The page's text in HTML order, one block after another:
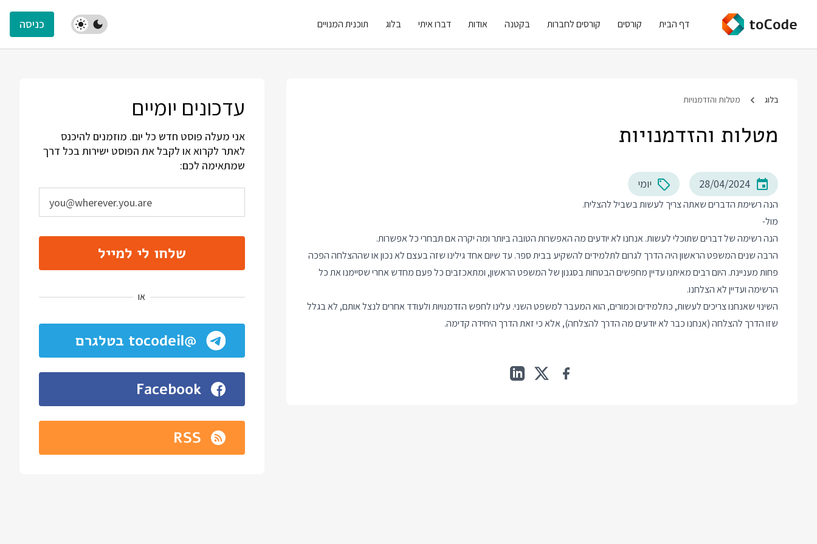
דף הבית קורסים קורסים לחברות בקטנה אודות דברו איתי בלוג תוכנית המנויים כניסה
בלוג מטלות והזדמנויות
מטלות והזדמנויות
28/04/2024 יומי
הנה רשימת הדברים שאתה צריך לעשות בשביל להצליח.
מול-
הנה רשימה של דברים שתוכלי לעשות. אנחנו לא יודעים מה האפשרות הטובה ביותר ומה יקרה אם תבחרי כל אפשרות.
הרבה שנים המשפט הראשון היה הדרך לגרום לתלמידים להשקיע בבית ספר. עד שיום אחד גילינו שזה בעצם לא נכון או שההצלחה הפכה
פחות מעניינת. היום רבים מאיתנו עדיין מחפשים הבטחות בסגנון של המשפט הראשון, ומתאכזבים כל פעם מחדש אחרי שסיימנו את כל
הרשימה ועדיין לא הצלחנו.
השינוי שאנחנו צריכים לעשות, כתלמידים וכמורים, הוא המעבר למשפט השני. עלינו לחפש הזדמנויות ולעודד אחרים לנצל אותם, לא בגלל
שזו הדרך להצלחה (אנחנו כבר לא יודעים מה הדרך להצלחה), אלא כי זאת הדרך היחידה קדימה.
עדכונים יומיים
אני מעלה פוסט חדש כל יום. מוזמנים להיכנס
לאתר לקרוא או לקבל את הפוסט ישירות בכל דרך
שמתאימה לכם:
שלחו לי למייל
או
@tocodeil בטלגרם
Facebook
RSS